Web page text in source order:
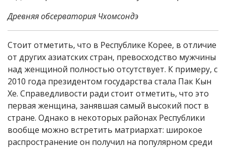
Древняя обсерватория Чхомсондэ
Стоит отметить, что в Республике Корее, в отличие
от других азиатских стран, превосходство мужчины
над женщиной полностью отсутствует. К примеру, с
2010 года президентом государства стала Пак Кын
Хе. Справедливости ради стоит отметить, что это
первая женщина, занявшая самый высокий пост в
стране. Однако в некоторых районах Республики
вообще можно встретить матриархат: широкое
распространение он получил на популярном среди